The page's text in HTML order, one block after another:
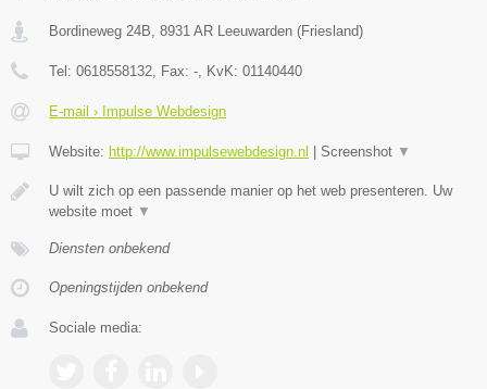
Bordineweg 24B 8931 AR Leeuwarden (Friesland)
Tel: 0618558132 , Fax: - , KvK: 01140440
E-mail › Impulse Webdesign
Website: http://www.impulsewebdesign.nl | Screenshot ▼
U wilt zich op een passende manier op het web presenteren. Uw
website moet ▼
Diensten onbekend
Openingstijden onbekend
Sociale media: